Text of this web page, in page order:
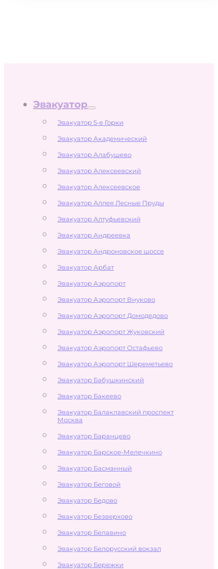
Эвакуатор
Эвакуатор 5-е Горки
Эвакуатор Академический
Эвакуатор Алабушево
Эвакуатор Алексеевский
Эвакуатор Алексеевское
Эвакуатор Аллея Лесные Пруды
Эвакуатор Алтуфьевский
Эвакуатор Андреевка
Эвакуатор Андроновское шоссе
Эвакуатор Арбат
Эвакуатор Аэропорт
Эвакуатор Аэропорт Внуково
Эвакуатор Аэропорт Домодедово
Эвакуатор Аэропорт Жуковский
Эвакуатор Аэропорт Остафьево
Эвакуатор Аэропорт Шереметьево
Эвакуатор Бабушкинский
Эвакуатор Бакеево
Эвакуатор Балаклавский проспект
Москва
Эвакуатор Баранцево
Эвакуатор Барское-Мелечкино
Эвакуатор Басманный
Эвакуатор Беговой
Эвакуатор Бедово
Эвакуатор Безверхово
Эвакуатор Белавино
Эвакуатор Белорусский вокзал
Эвакуатор Бережки